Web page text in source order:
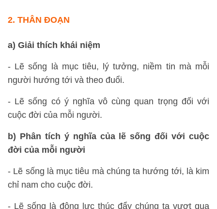
2. THÂN ĐOẠN
a) Giải thích khái niệm
- Lẽ sống là mục tiêu, lý tưởng, niềm tin mà mỗi
người hướng tới và theo đuổi.
- Lẽ sống có ý nghĩa vô cùng quan trọng đối với
cuộc đời của mỗi người.
b) Phân tích ý nghĩa của lẽ sống đối với cuộc
đời của mỗi người
- Lẽ sống là mục tiêu mà chúng ta hướng tới, là kim
chỉ nam cho cuộc đời.
- Lẽ sống là động lực thúc đẩy chúng ta vượt qua